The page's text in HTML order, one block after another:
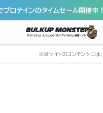
ロテインのタイムセール開催中！
千葉県 市川市